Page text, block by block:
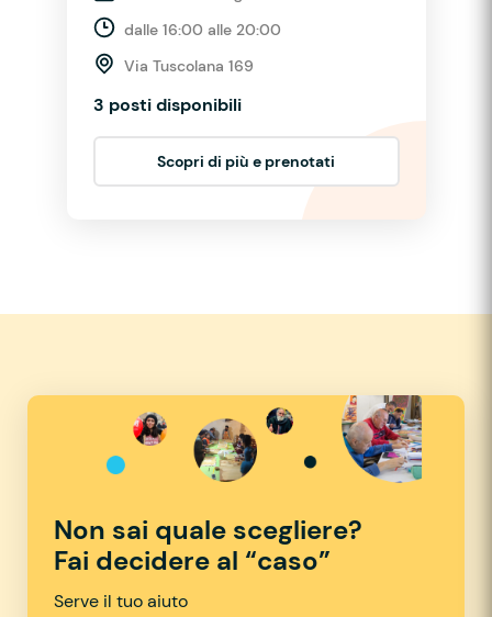
dalle 16:00 alle 20:00
Via Tuscolana 169
3 posti disponibili
Scopri di più e prenotati
Non sai quale scegliere?
Fai decidere al “caso”
Serve il tuo aiuto